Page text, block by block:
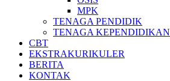
MPK
TENAGA PENDIDIK
TENAGA KEPENDIDIKAN
CBT
EKSTRAKURIKULER
BERITA
KONTAK